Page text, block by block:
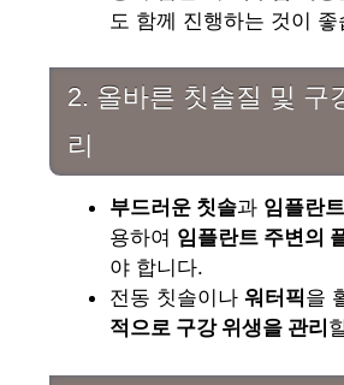
도 함께 진행하는 것이 좋
2. 올바른 칫솔질 및 구
리
부드러운 칫솔과 임플란
용하여 임플란트 주변의
야 합니다.
전동 칫솔이나 워터픽을
적으로 구강 위생을 관리